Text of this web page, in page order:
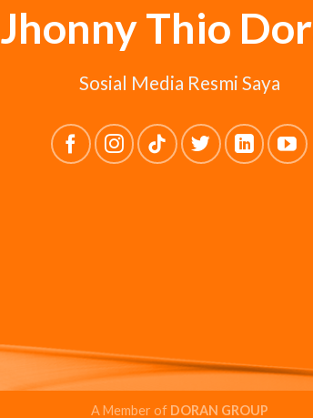
Jhonny Thio
Sosial Media Resmi Saya
A Member of DORAN GROUP